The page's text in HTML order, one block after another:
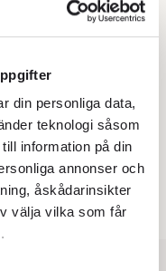
din personliga data,
teknologi såsom
information på din
annonser och
åskådarinsikter
välja vilka som får
har vänt upp
– trots ett högre
oro.
över EU:s
att
viker sig.”